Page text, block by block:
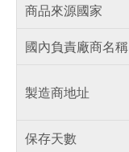
商品來源國家
國內負責廠商名稱
製造商地址
保存天數